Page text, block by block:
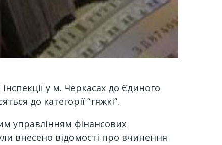
у м. Черкасах до Єдиного
до категорії “тяжкі”.
управлінням фінансових
внесено відомості про вчинення